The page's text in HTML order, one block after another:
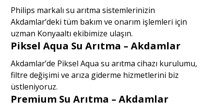
Philips markalı su arıtma sistemlerinizin
Akdamlar’deki tüm bakım ve onarım işlemleri için
uzman Konyaaltı ekibimize ulaşın.
Piksel Aqua Su Arıtma – Akdamlar
Akdamlar’de Piksel Aqua su arıtma cihazı kurulumu,
filtre değişimi ve arıza giderme hizmetlerini biz
üstleniyoruz.
Premium Su Arıtma – Akdamlar